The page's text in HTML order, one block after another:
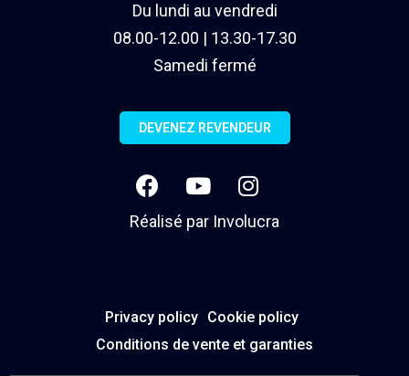
Du lundi au vendredi
08.00-12.00 | 13.30-17.30
Samedi fermé
DEVENEZ REVENDEUR
Réalisé par Involucra
Privacy policy Cookie policy
Conditions de vente et garanties